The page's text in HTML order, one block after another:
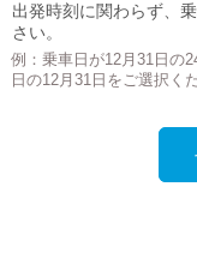
出発時刻に関わらず、
さい。
例：乗車日が12月31日の
日の12月31日をご選択く